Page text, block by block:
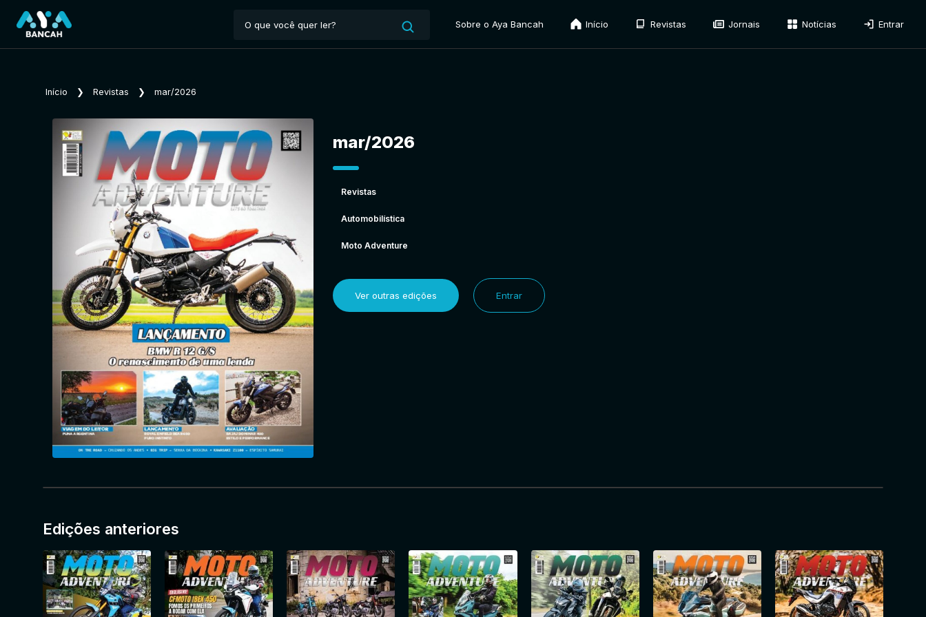
Sobre o Aya Bancah Início Revistas Jornais Notícias Entrar
Início ❯ Revistas ❯ mar/2026
mar/2026
Revistas
Automobilística
Moto Adventure
Ver outras edições Entrar
Edições anteriores